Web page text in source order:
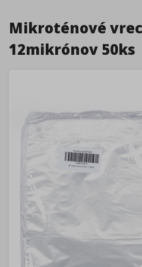
Mikroténové
12mikrónov 50ks